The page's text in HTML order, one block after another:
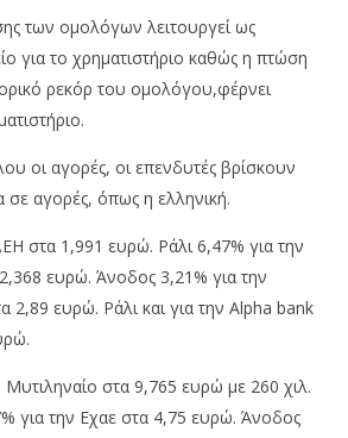
των ομολόγων λειτουργεί ως
για το χρηματιστήριο καθώς η πτώση
ρεκόρ του ομολόγου,φέρνει
οι αγορές, οι επενδυτές βρίσκουν
σε αγορές, όπως η ελληνική.
στα 1,991 ευρώ. Ράλι 6,47% για την
ευρώ. Άνοδος 3,21% για την
2,89 ευρώ. Ράλι και για την Alpha bank
στα 9,765 ευρώ με 260 χιλ.
για την Εχαε στα 4,75 ευρώ. Άνοδος